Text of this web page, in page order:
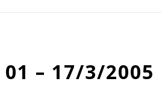
– 17/3/2005